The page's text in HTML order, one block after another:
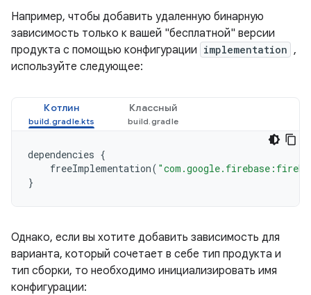
Например, чтобы добавить удаленную бинарную
зависимость только к вашей "бесплатной" версии
продукта с помощью конфигурации implementation ,
используйте следующее:
Котлин Классный
dependencies {
freeImplementation(
}
Однако, если вы хотите добавить зависимость для
варианта, который сочетает в себе тип продукта и
тип сборки, то необходимо инициализировать имя
конфигурации: